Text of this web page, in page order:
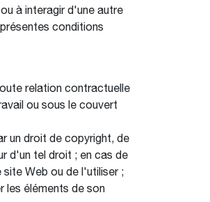
à interagir d'une autre
conditions
relation contractuelle
ou sous le couvert
un droit de copyright, de
d'un tel droit ; en cas de
Web ou de l'utiliser ;
les éléments de son